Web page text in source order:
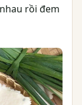
rồi đem